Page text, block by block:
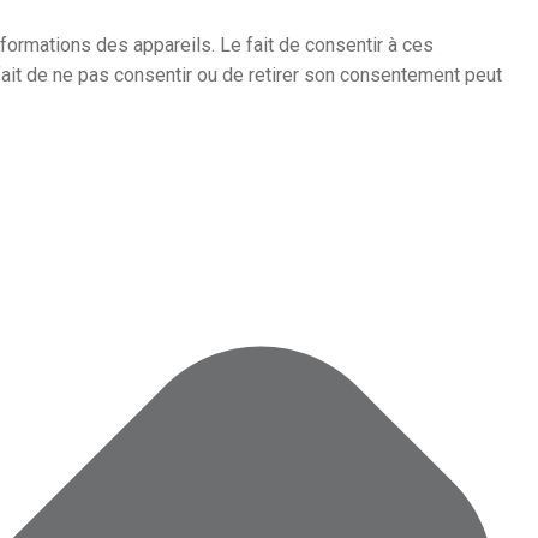
des appareils. Le fait de consentir à ces
de ne pas consentir ou de retirer son consentement peut